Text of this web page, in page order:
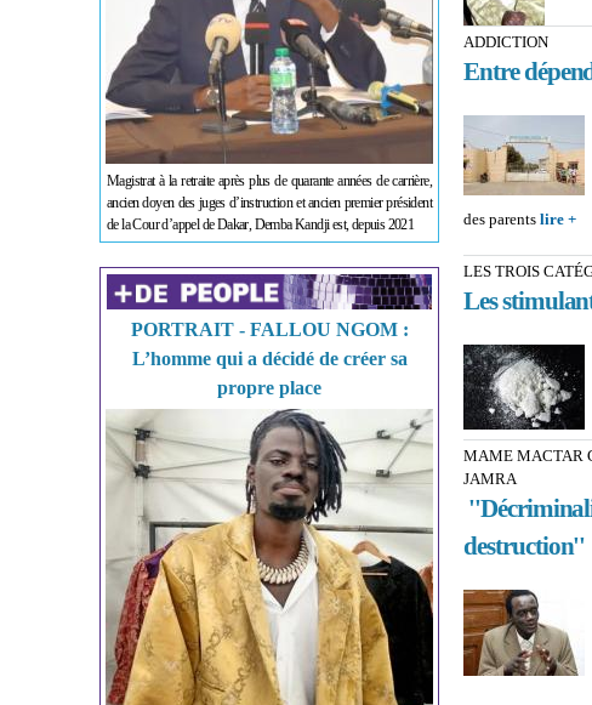
Magistrat à la retraite après plus de quarante années de carrière,
ancien doyen des juges d’instruction et ancien premier président
de la Cour d’appel de Dakar, Demba Kandji est, depuis 2021
PORTRAIT - FALLOU NGOM :
L’homme qui a décidé de créer sa
propre place
ADDICTION
Entre
des parents lire +
LES TROIS
Les
MAME MACTAR
JAMRA
destruction''